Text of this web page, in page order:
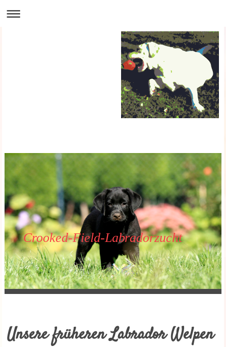
Crooked-Field-Labradorzucht
Unsere früheren Labrador Welpen